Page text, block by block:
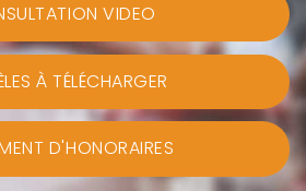
VIDEO
À TÉLÉCHARGER
D'HONORAIRES